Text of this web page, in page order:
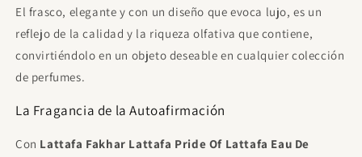
El frasco, elegante y con un diseño que evoca lujo, es un
reflejo de la calidad y la riqueza olfativa que contiene,
convirtiéndolo en un objeto deseable en cualquier colección
de perfumes.
La Fragancia de la Autoafirmación
Con Lattafa Fakhar Lattafa Pride Of Lattafa Eau De